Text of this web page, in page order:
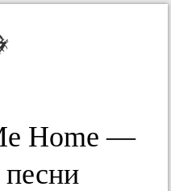
Home —
песни